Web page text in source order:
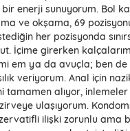
enerji sunuyorum. Bol
ve okşama, 69
her pozisyonda
İçime girerken kalçalarımı
em ya da avuçla; ben de
veriyorum. Anal için
tamamen alıyor,
ulaşıyorum.
ilişki zorunlu ama